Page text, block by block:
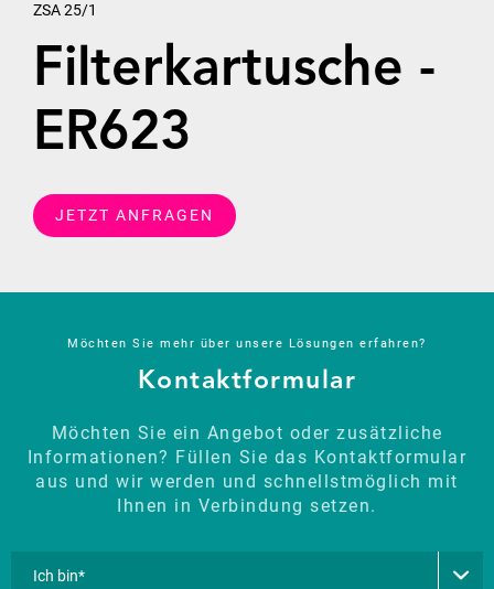
ZSA 25/1
Filterkartusche -
ER623
JETZT ANFRAGEN
Möchten Sie mehr über unsere Lösungen erfahren?
Kontaktformular
Möchten Sie ein Angebot oder zusätzliche
Informationen? Füllen Sie das Kontaktformular
aus und wir werden und schnellstmöglich mit
Ihnen in Verbindung setzen.